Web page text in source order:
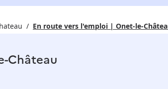
En route vers l'emploi | Onet-le-
Château